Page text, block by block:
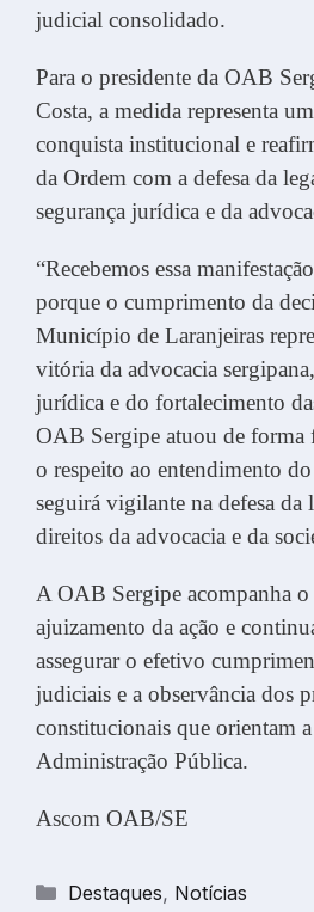
judicial consolidado.
Para o presidente da OAB
Costa, a medida representa
conquista institucional e
da Ordem com a defesa da
segurança jurídica e da
“Recebemos essa
porque o cumprimento da
Município de Laranjeiras
vitória da advocacia
jurídica e do fortalecimento
OAB Sergipe atuou de forma
o respeito ao entendimento
seguirá vigilante na defesa da
direitos da advocacia e da
A OAB Sergipe acompanha o
ajuizamento da ação e
assegurar o efetivo
judiciais e a observância dos
constitucionais que orientam a
Administração Pública.
Ascom OAB/SE
Categorias
Destaques, Notícias